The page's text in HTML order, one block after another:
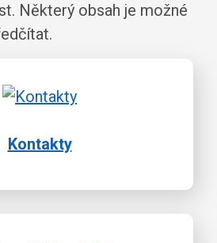
Některý obsah je možné
Kontakty